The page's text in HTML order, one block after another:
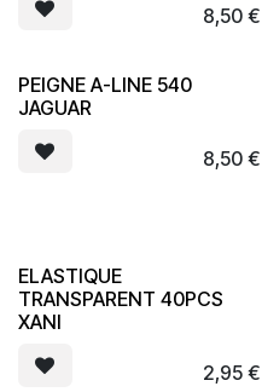
8,50€
PEIGNE A-LINE 540
JAGUAR
8,50€
ELASTIQUE
TRANSPARENT 40PCS
XANI
2,95€